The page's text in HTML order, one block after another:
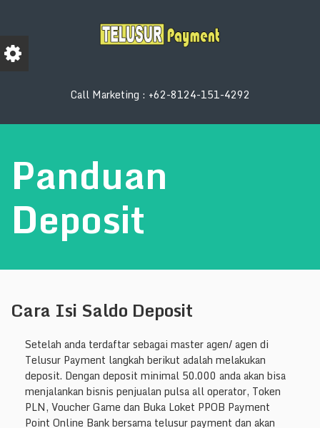
Call Marketing : +62-8124-151-4292
Panduan
Deposit
Cara Isi Saldo Deposit
Setelah anda terdaftar sebagai master agen/ agen di
Telusur Payment langkah berikut adalah melakukan
deposit. Dengan deposit minimal 50.000 anda akan bisa
menjalankan bisnis penjualan pulsa all operator, Token
PLN, Voucher Game dan Buka Loket PPOB Payment
Point Online Bank bersama telusur payment dan akan